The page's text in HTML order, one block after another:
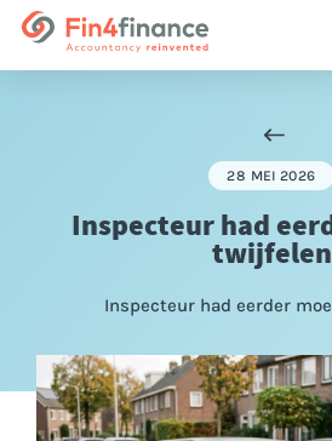
28 MEI 2026
Inspecteur had
twijfelen
Inspecteur had eerder